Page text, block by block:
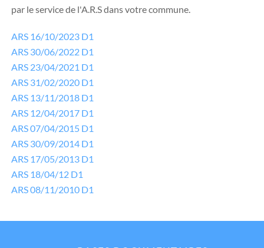
par le service de l'A.R.S dans votre commune.
ARS 16/10/2023 D1
ARS 30/06/2022 D1
ARS 23/04/2021 D1
ARS 31/02/2020 D1
ARS 13/11/2018 D1
ARS 12/04/2017 D1
ARS 07/04/2015 D1
ARS 30/09/2014 D1
ARS 17/05/2013 D1
ARS 18/04/12 D1
ARS 08/11/2010 D1